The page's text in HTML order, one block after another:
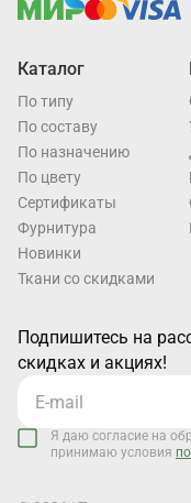
Каталог
По типу
По составу
По назначению
По цвету
Cертификаты
Фурнитура
Новинки
Ткани со скидками
Подпишитесь на
скидках и акциях!
Я даю согласие на
принимаю условия